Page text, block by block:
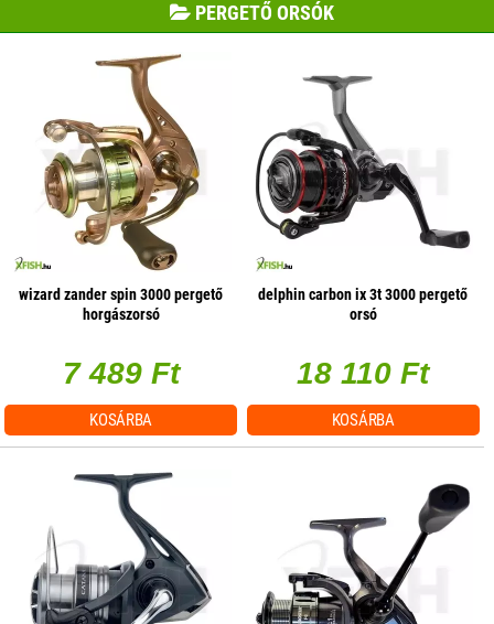
PERGETŐ ORSÓK
wizard zander spin 3000 pergető
horgászorsó
7 489 Ft
KOSÁRBA
delphin carbon ix 3t 3000 pergető
orsó
18 110 Ft
KOSÁRBA